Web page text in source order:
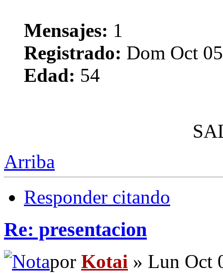
Mensajes: 1
Registrado: Dom Oct
Edad: 54
Arriba
Responder citando
Re: presentacion
por Kotai » Lun Oct